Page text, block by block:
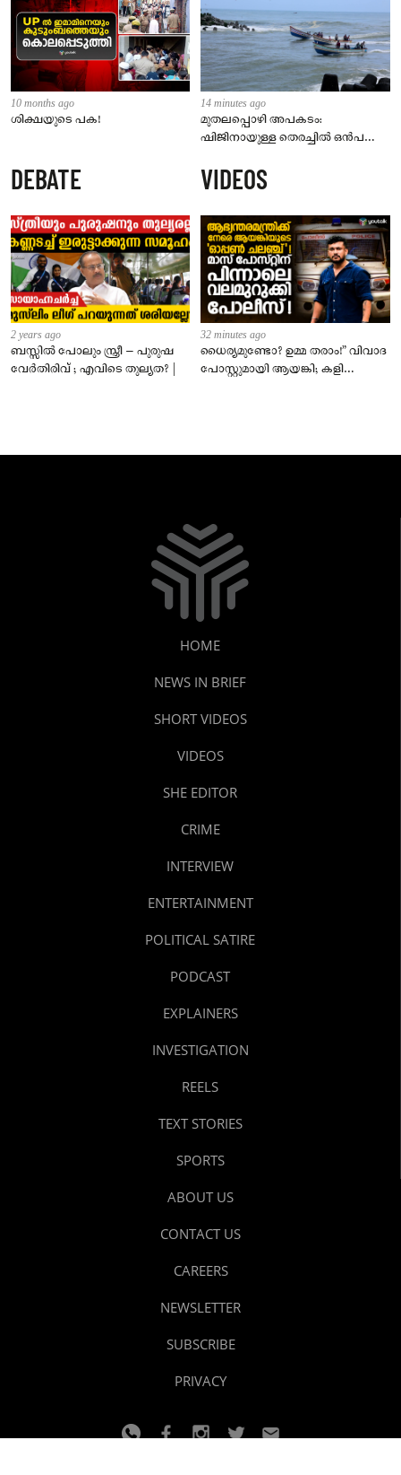
10 months ago
ശിക്ഷയുടെ പക!
14 minutes ago
മുതലപ്പൊഴി അപകടം:
ഷിജിനായുള്ള തെരച്ചിൽ ഒൻപതാം
ടീമുമെത്തി
DEBATE
2 years ago
ബസ്സിൽ പോലും സ്ത്രീ – പുരുഷ
വേർതിരിവ് ; എവിടെ തുല്യത? |
VIDEOS
32 minutes ago
ധൈര്യമുണ്ടോ? ഉമ്മ തരാം!” വിവാദ
പോസ്റ്റുമായി ആയങ്കി; കളി
HOME
NEWS IN BRIEF
SHORT VIDEOS
VIDEOS
SHE EDITOR
CRIME
INTERVIEW
ENTERTAINMENT
POLITICAL SATIRE
PODCAST
EXPLAINERS
INVESTIGATION
REELS
TEXT STORIES
SPORTS
ABOUT US
CONTACT US
CAREERS
NEWSLETTER
SUBSCRIBE
PRIVACY